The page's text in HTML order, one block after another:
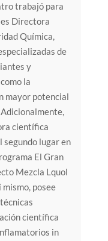
trabajó para
Directora
Química,
de
y
la
mayor potencial
científica
lugar en
El Gran
Mezcla Lquol
posee
científica
in